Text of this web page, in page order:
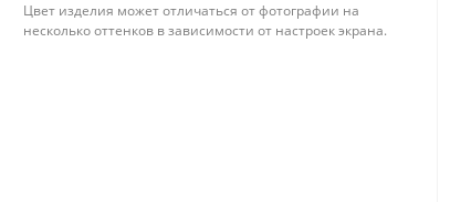
Цвет изделия может отличаться от фотографии на
несколько оттенков в зависимости от настроек экрана.